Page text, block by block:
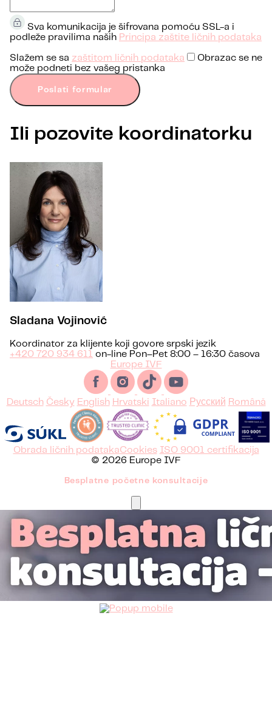
Sva komunikacija je šifrovana pomoću SSL-a i
podleže pravilima naših Principa zaštite ličnih podataka
Slažem se sa zaštitom ličnih podataka
Obrazac se ne
može podneti bez vašeg pristanka
Poslati formular
Ili pozovite koordinatorku
Sladana Vojinović
Koordinator za klijente koji govore srpski jezik
+420 720 934 611
on-line Pon–Pet 8:00 – 16:30 časova
Europe IVF
Deutsch Česky English Hrvatski Italiano Русский Română
Obrada ličnih podatakaCookies
ISO 9001 certifikacija
© 2026 Europe IVF
Besplatne početne konsultacije